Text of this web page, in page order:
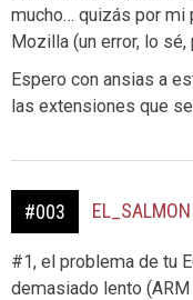
mucho… quizás por mi
Mozilla (un error, lo sé,
Espero con ansias a
las extensiones que
#003 EL_SALMON
#1, el problema de tu
demasiado lento